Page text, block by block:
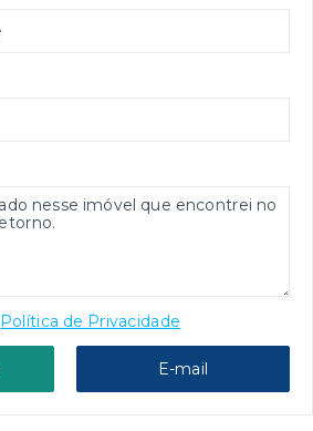
Política de Privacidade
E-mail